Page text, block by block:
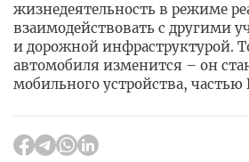
жизнедеятельность в режиме
взаимодействовать с другими
и дорожной инфраструктурой.
автомобиля изменится – он
мобильного устройства,